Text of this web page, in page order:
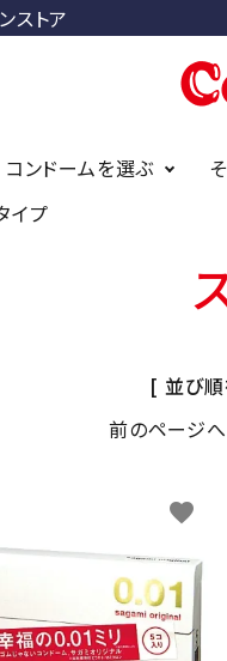
ストア
コンドームを選ぶ
コンドマニアオリジナ
薄型
ホットジェル付き
イプ
[ 並び
前のページへ
favorite